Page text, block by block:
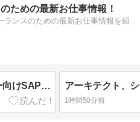
ための最新お仕事情報！
ランスのための最新お仕事情報を紹
SAP/コンサル、食品メーカー向けSAP導入案件 アーキテクト、
1時間50分前